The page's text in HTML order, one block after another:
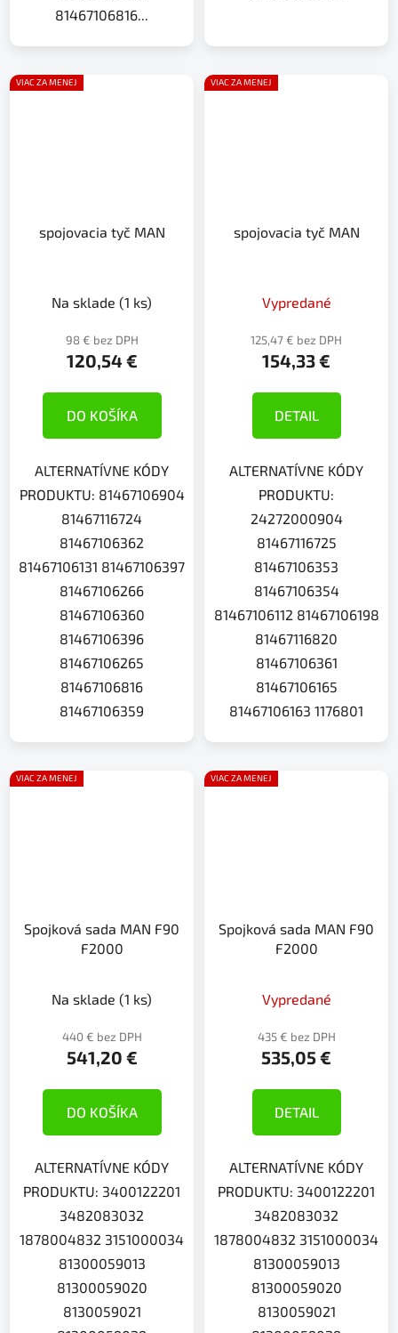
81467106816...
VIAC ZA MENEJ
spojovacia tyč MAN
Na sklade (1 ks)
98 € bez DPH
120,54 €
DO KOŠÍKA
ALTERNATÍVNE KÓDY
PRODUKTU: 81467106904
81467116724
81467106362
81467106131 81467106397
81467106266
81467106360
81467106396
81467106265
81467106816
81467106359
VIAC ZA MENEJ
spojovacia tyč MAN
Vypredané
125,47 € bez DPH
154,33 €
DETAIL
ALTERNATÍVNE KÓDY
PRODUKTU:
24272000904
81467116725
81467106353
81467106354
81467106112 81467106198
81467116820
81467106361
81467106165
81467106163 1176801
VIAC ZA MENEJ
Spojková sada MAN F90
F2000
Na sklade (1 ks)
440 € bez DPH
541,20 €
DO KOŠÍKA
ALTERNATÍVNE KÓDY
PRODUKTU: 3400122201
3482083032
1878004832 3151000034
81300059013
81300059020
8130059021
VIAC ZA MENEJ
Spojková sada MAN F90
F2000
Vypredané
435 € bez DPH
535,05 €
DETAIL
ALTERNATÍVNE KÓDY
PRODUKTU: 3400122201
3482083032
1878004832 3151000034
81300059013
81300059020
8130059021